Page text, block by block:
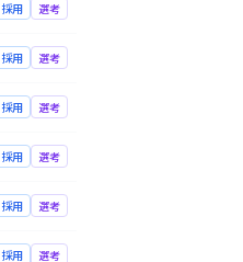
採用 選考
採用 選考
採用 選考
採用 選考
採用 選考
採用 選考